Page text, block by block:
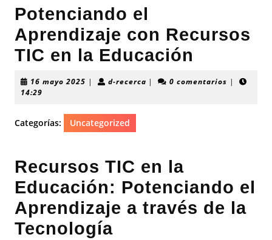
Potenciando el
Aprendizaje con Recursos
TIC en la Educación
16 mayo 2025 16| d-recercad-| 0 comentarios |
14:29
Categorías: Uncategorized
Recursos TIC en la
Educación: Potenciando el
Aprendizaje a través de la
Tecnología